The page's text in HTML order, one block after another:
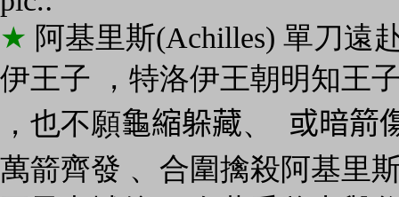
★ 阿基里斯(Achilles) 單刀遠
伊王子 ，特洛伊王朝明知王
，也不願龜縮躲藏、
或暗箭
萬箭齊發 、合圍擒殺阿基里